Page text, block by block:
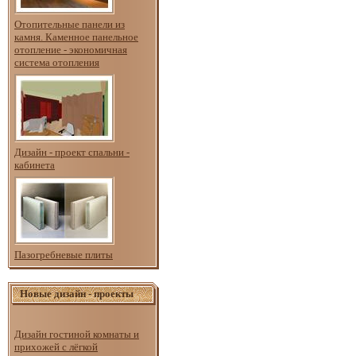
Отопительные панели из
камня. Каменное панельное
отопление - экономичная
система отопления
Дизайн - проект спальни -
кабинета
Пазогребневые плиты
Новые дизайн - проекты
Дизайн гостиной комнаты и
прихожей с лёгкой